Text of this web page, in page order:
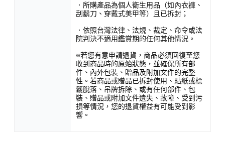
．所購產品為個人衛生用品（如內衣褲、
刮鬍刀、穿戴式美甲等）且已拆封；
．依照台灣法律、法規、裁定、命令或法
院判決不適用鑑賞期的任何其他情況。
※若您有意申請退貨，商品必須回復至您
收到商品時的原始狀態，並確保所有部
件、內外包裝、贈品及附加文件的完整
性。若商品或贈品已拆封使用、貼紙或標
籤脫落、吊牌拆除、或有任何部件、包
裝、贈品或附加文件遺失、故障、受到污
損等情況，您的退貨權益有可能受到影
響。